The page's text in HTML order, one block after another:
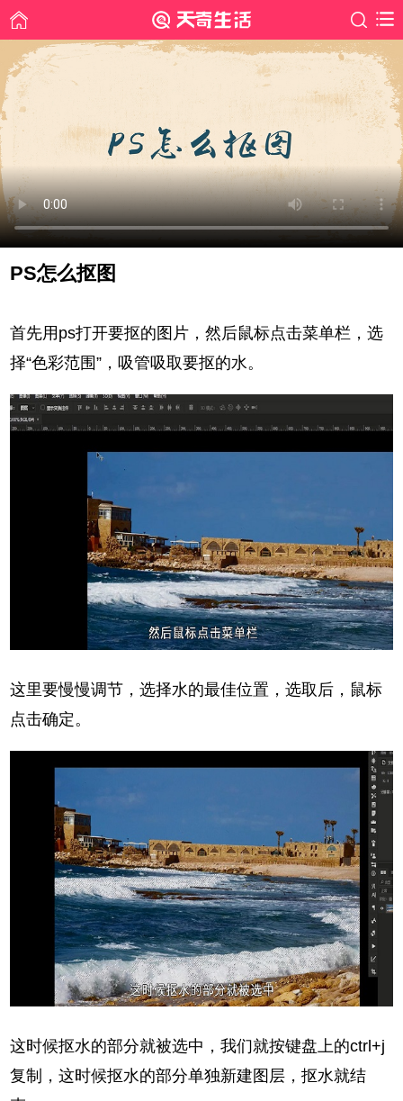
PS怎么抠图
首先用ps打开要抠的图片，然后鼠标点击菜单栏，选
择“色彩范围”，吸管吸取要抠的水。
这里要慢慢调节，选择水的最佳位置，选取后，鼠标
点击确定。
这时候抠水的部分就被选中，我们就按键盘上的ctrl+j
复制，这时候抠水的部分单独新建图层，抠水就结